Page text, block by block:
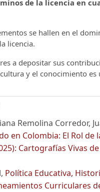
de la licencia en
se hallen en el
licencia.
a depositar sus
y el conocimiento
Remolina Corredor,
en Colombia: El Rol de
Cartografías Vivas
Política Educativa,
Curriculares